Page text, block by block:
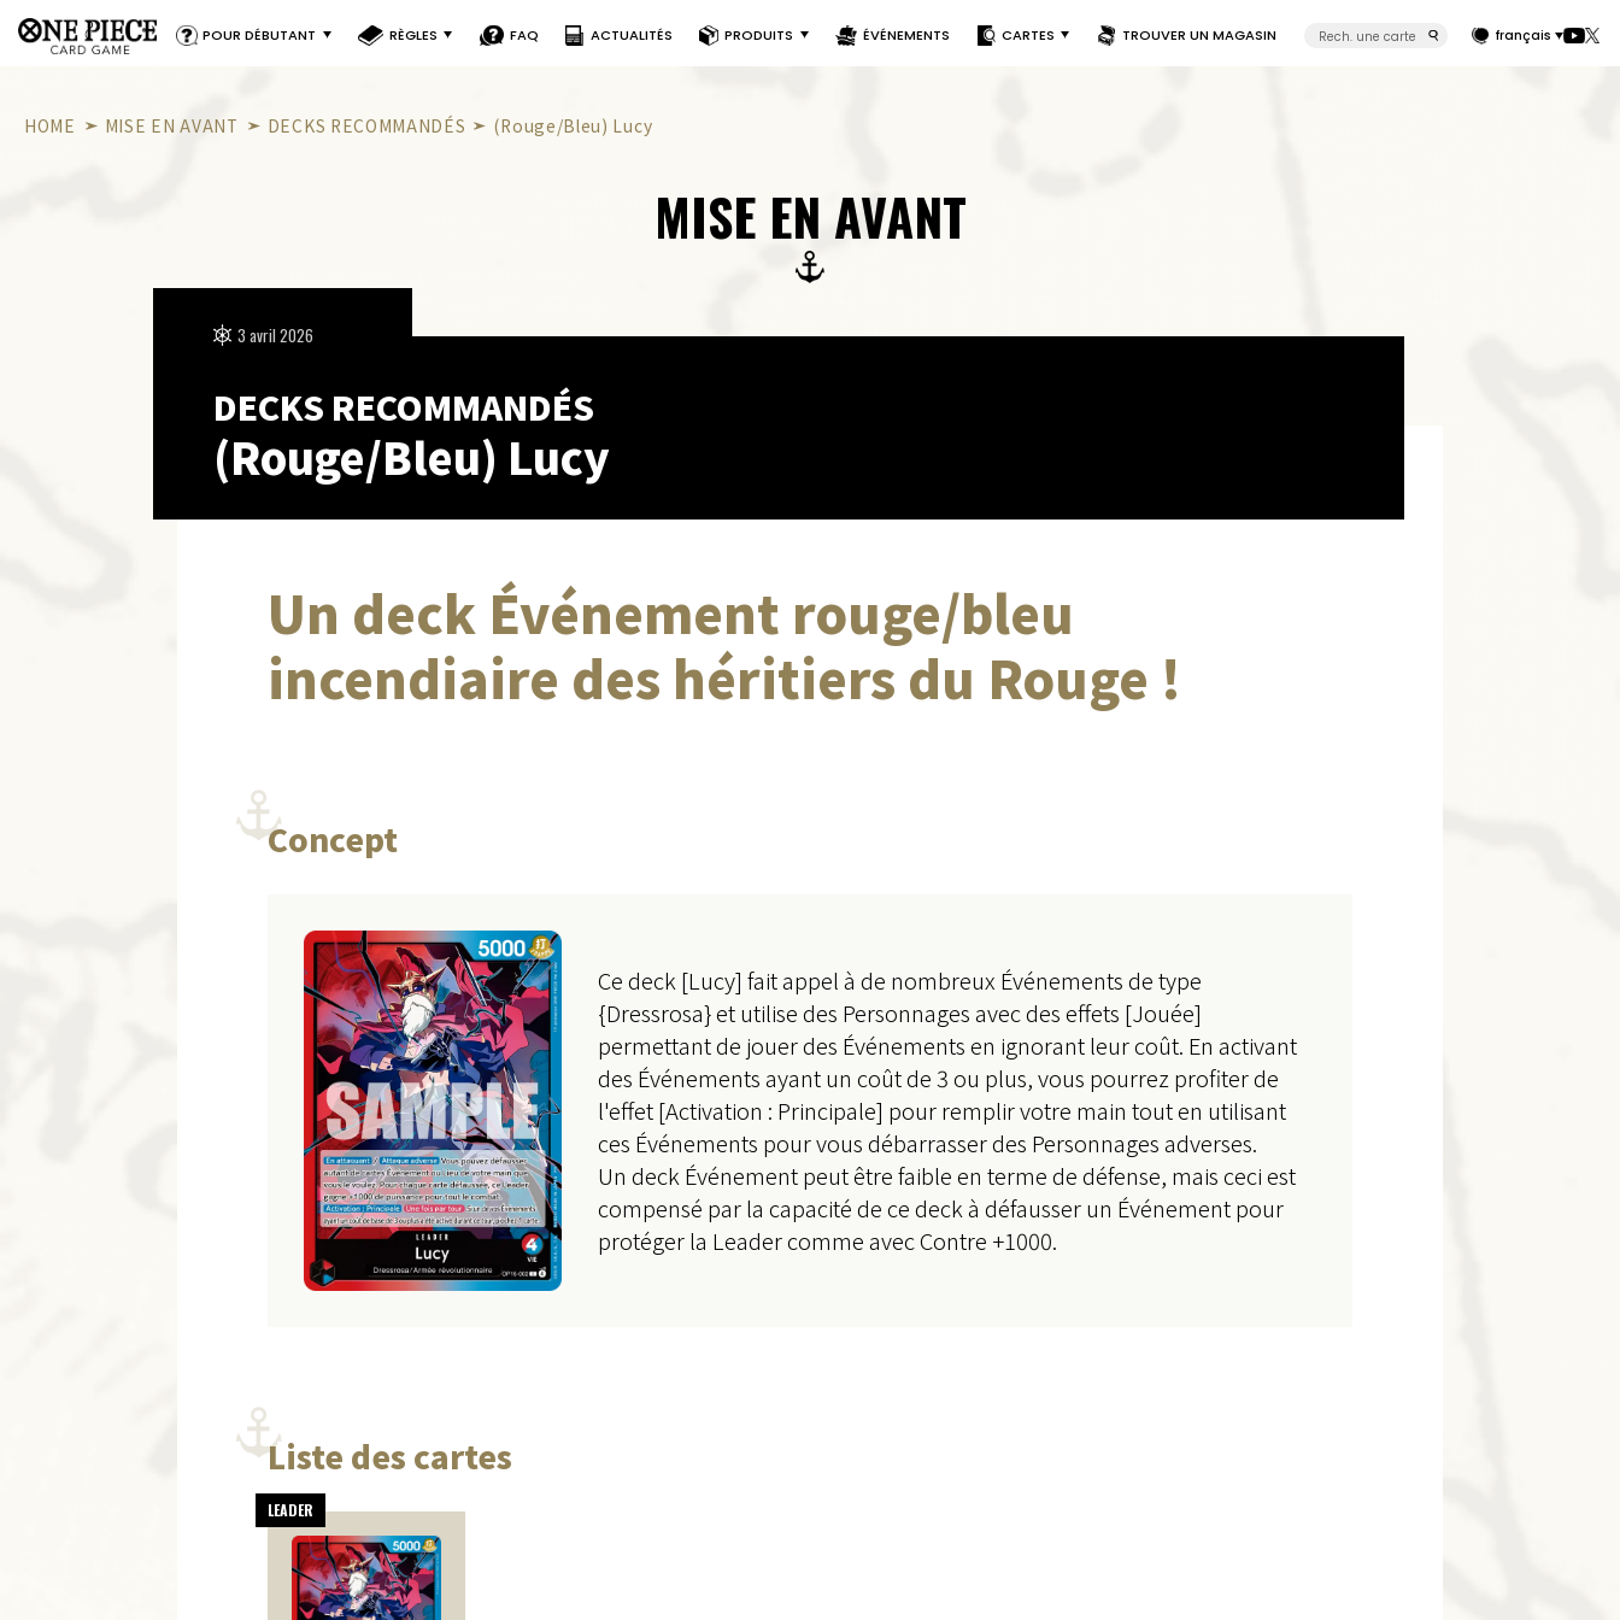
POUR DÉBUTANT RÈGLES FAQ ACTUALITÉS PRODUITS ÉVÉNEMENTS CARTES TROUVER UN MAGASIN français
HOME MISE EN AVANT DECKS RECOMMANDÉS (Rouge/Bleu) Lucy
MISE EN AVANT
DECKS RECOMMANDÉS
(Rouge/Bleu) Lucy
3 avril 2026
Un deck Événement rouge/bleu
incendiaire des héritiers du Rouge !
Concept
Ce deck [Lucy] fait appel à de nombreux Événements de type
{Dressrosa} et utilise des Personnages avec des effets [Jouée]
permettant de jouer des Événements en ignorant leur coût. En activant
des Événements ayant un coût de 3 ou plus, vous pourrez profiter de
l'effet [Activation : Principale] pour remplir votre main tout en utilisant
ces Événements pour vous débarrasser des Personnages adverses.
Un deck Événement peut être faible en terme de défense, mais ceci est
compensé par la capacité de ce deck à défausser un Événement pour
protéger la Leader comme avec Contre +1000.
Liste des cartes